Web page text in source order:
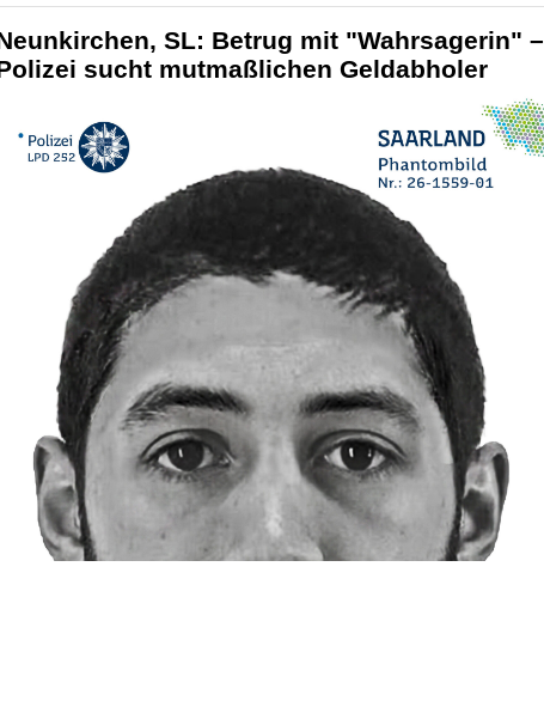
SL: Betrug mit "Wahrsagerin" –
sucht mutmaßlichen Geldabholer